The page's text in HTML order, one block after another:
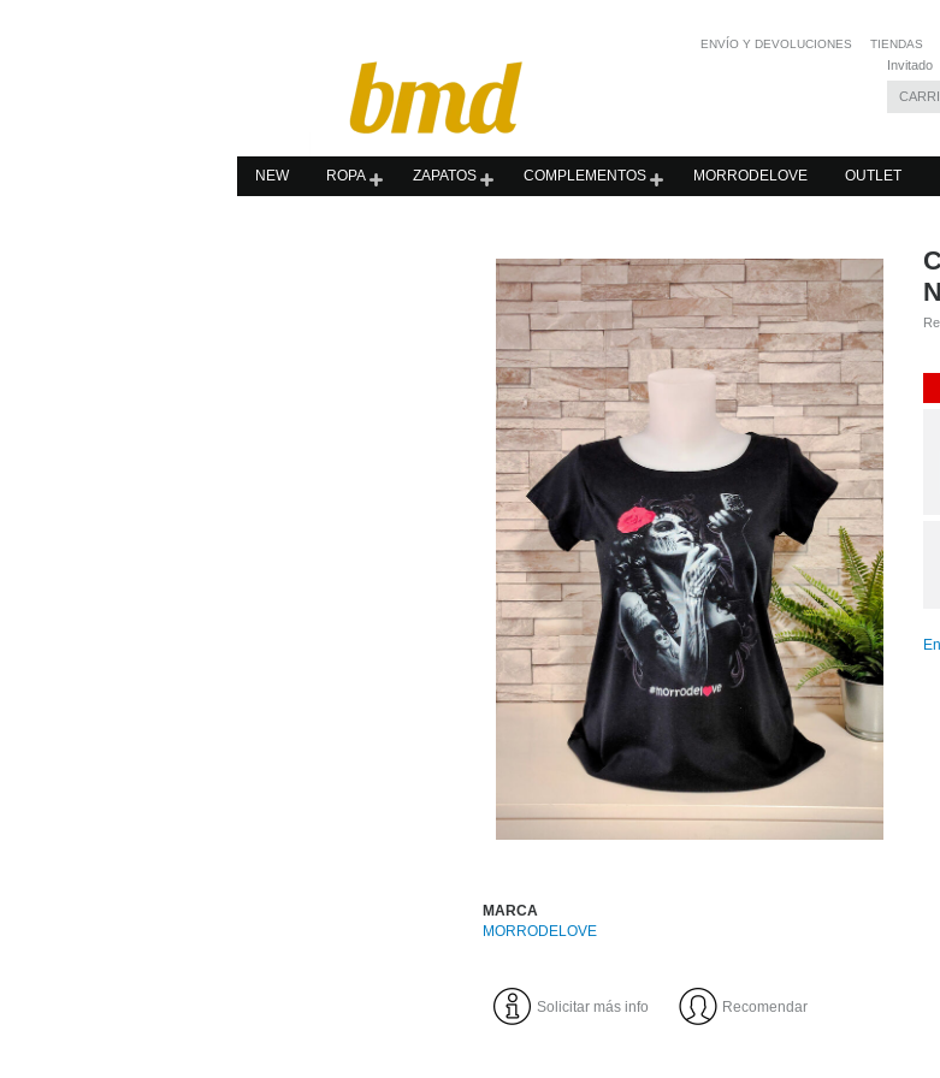
Invitado
ENVÍO Y DEVOLUCIONES TIENDAS
NEW ROPA ZAPATOS COMPLEMENTOS MORRODELOVE OUTLET
MARCA
MORRODELOVE
Solicitar más info Recomendar